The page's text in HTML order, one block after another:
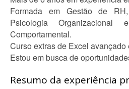
Formada em Gestão de
Psicologia
Comportamental.
Curso extras de Excel avançado
Estou em busca de
Resumo da experiência